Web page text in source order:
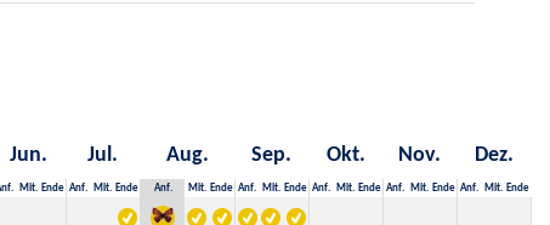
Jun. Jul. Aug. Sep. Okt. Nov. Dez.
Mit. Ende Anf. Mit. Ende Anf. Mit. Ende Anf. Mit. Ende Anf. Mit. Ende Anf. Mit. Ende Anf. Mit. Ende